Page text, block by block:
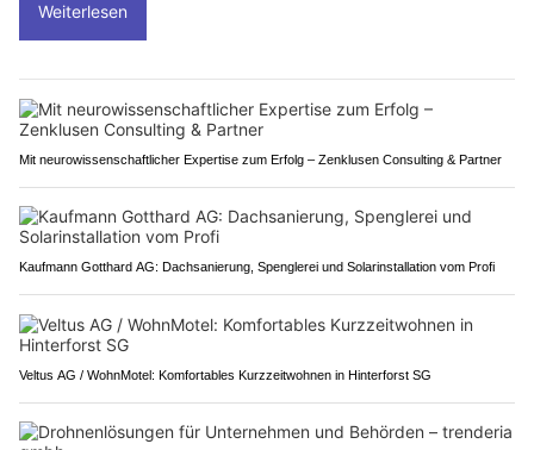
Weiterlesen
Mit neurowissenschaftlicher Expertise zum Erfolg – Zenklusen Consulting & Partner
Kaufmann Gotthard AG: Dachsanierung, Spenglerei und Solarinstallation vom Profi
Veltus AG / WohnMotel: Komfortables Kurzzeitwohnen in Hinterforst SG